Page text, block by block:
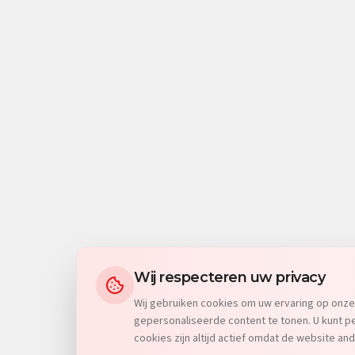
Wij respecteren uw privacy
Wij gebruiken cookies om uw ervaring op
gepersonaliseerde content te tonen. U kunt
cookies zijn altijd actief omdat de website